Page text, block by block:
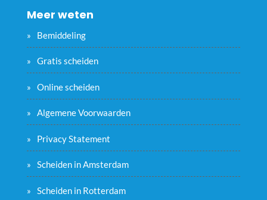
Meer weten
Bemiddeling
Gratis scheiden
Online scheiden
Algemene Voorwaarden
Privacy Statement
Scheiden in Amsterdam
Scheiden in Rotterdam